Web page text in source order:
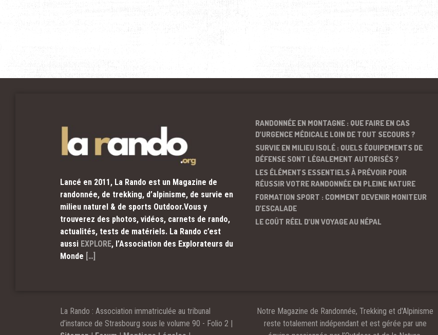
Lancé en 2011, La Rando est un Magazine de
randonnée, de trekking, d’alpinisme, de survie en
milieu naturel & de sports Outdoor.Vous y
trouverez des photos, vidéos, carnets de rando,
actualités, tests de matériels. La Rando c’est
aussi EXPLORE, l’Association des Explorateurs du
Monde […]
RANDONNÉE EN MONTAGNE : QUE FAIRE EN CAS
D’URGENCE MÉDICALE LOIN DE TOUT SECOURS ?
SURVIE EN MILIEU ISOLÉ : QUELS ÉQUIPEMENTS DE
DÉFENSE SONT LÉGALEMENT AUTORISÉS ?
LES ÉLÉMENTS ESSENTIELS À PRÉVOIR POUR
RÉUSSIR VOTRE RANDONNÉE EN PLEINE NATURE
FORMATION SPORT : COMMENT DEVENIR MONITEUR
D’ESCALADE
LE COÛT RÉEL D’UN VOYAGE AU NÉPAL
La Rando : Association immatriculée au tribunal
d’instance de Strasbourg sous le volume 90 - Folio 2 |
Notre Magazine de Randonnée, Trekking et d'Alpinisme
reste totalement indépendant et est gérée par une